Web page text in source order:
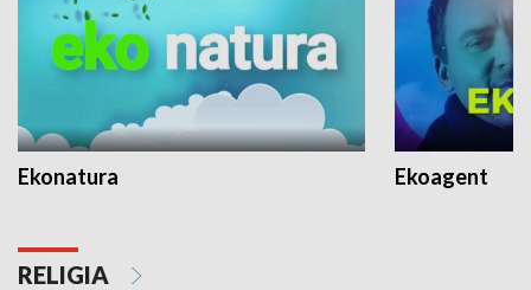
Ekonatura Ekoagent
RELIGIA